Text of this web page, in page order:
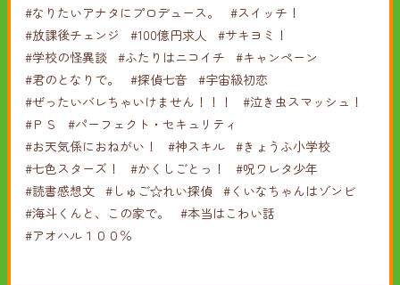
#なりたいアナタにプロデュース。
#スイッチ！
#放課後チェンジ
#100億円求人
#サキヨミ！
#学校の怪異談 #ふたりはニコイチ
#キャンペーン
#君のとなりで。
#探偵七音
#宇宙級初恋
#ぜったいバレちゃいけません！！！
#泣き虫スマッシュ！
#ＰＳ
#パーフェクト・セキュリティ
#お天気係におねがい！
#神スキル #きょうふ小学校
#七色スターズ！
#かくしごとっ！
#呪ワレタ少年
#読書感想文
#しゅご☆れい探偵 #くいなちゃんはゾンビ
#海斗くんと、この家で。
#本当はこわい話
#アオハル１００％